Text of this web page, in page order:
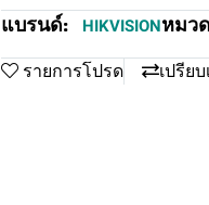
แบรนด์: HIKVISIONหมว
รายการโปรด เปรีย